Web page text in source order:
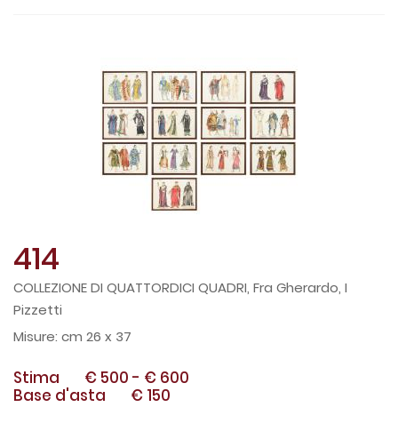
414
COLLEZIONE DI QUATTORDICI QUADRI, Fra Gherardo, I
Pizzetti
cm 26 x 37
Stima € 500 - € 600
Base d'asta
€ 150